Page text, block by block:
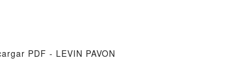
PDF - LEVIN PAVON